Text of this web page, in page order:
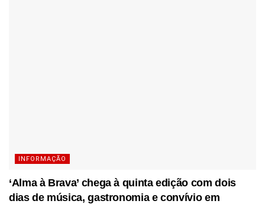
INFORMAÇÃO
‘Alma à Brava’ chega à quinta edição com dois
dias de música, gastronomia e convívio em